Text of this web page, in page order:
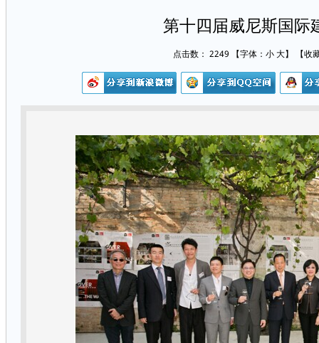
第十四届威尼斯国际
点击数： 2249 【字体： 小大】 【收